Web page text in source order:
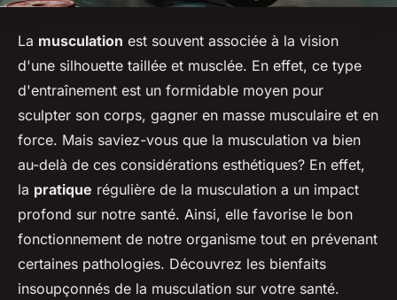
La musculation est souvent associée à la vision
d'une silhouette taillée et musclée. En effet, ce type
d'entraînement est un formidable moyen pour
sculpter son corps, gagner en masse musculaire et en
force. Mais saviez-vous que la musculation va bien
au-delà de ces considérations esthétiques? En effet,
la pratique régulière de la musculation a un impact
profond sur notre santé. Ainsi, elle favorise le bon
fonctionnement de notre organisme tout en prévenant
certaines pathologies. Découvrez les bienfaits
insoupçonnés de la musculation sur votre santé.